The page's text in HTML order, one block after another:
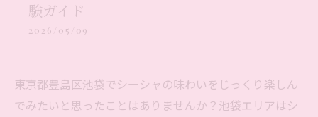
験ガイド
2026/05/09
東京都豊島区池袋でシーシャの味わいをじっくり楽しん
でみたいと思ったことはありませんか？池袋エリアはシ